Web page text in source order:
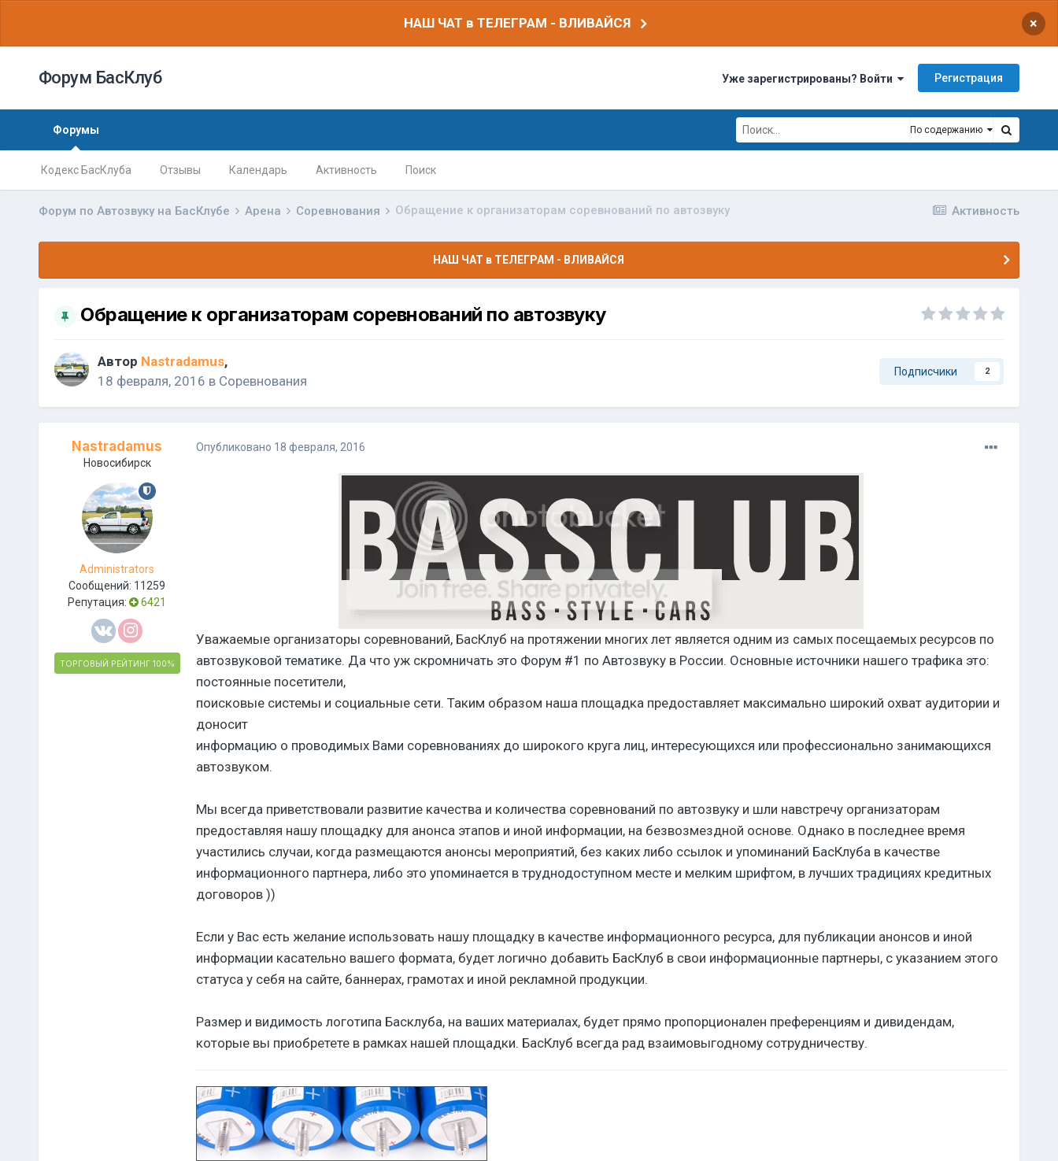
НАШ ЧАТ в ТЕЛЕГРАМ - ВЛИВАЙСЯ ×
Форум БасКлуб Уже зарегистрированы? Войти Регистрация
Форумы
Кодекс БасКлуба Отзывы Календарь Активность Поиск
По содержанию
Активность
Форум по Автозвуку на БасКлубе Арена Соревнования Обращение к организаторам соревнований по автозвуку
НАШ ЧАТ в ТЕЛЕГРАМ - ВЛИВАЙСЯ
Обращение к организаторам соревнований по автозвуку
Автор Nastradamus,
18 февраля, 2016 в Соревнования
Подписчики 2
Nastradamus
Новосибирск
Administrators
Сообщений: 11259
Репутация:
6421
ТОРГОВЫЙ РЕЙТИНГ 100%
Опубликовано 18 февраля, 2016
Уважаемые организаторы соревнований, БасКлуб на протяжении многих лет является одним из самых посещаемых ресурсов по
автозвуковой тематике. Да что уж скромничать это Форум #1 по Автозвуку в России. Основные источники нашего трафика это:
постоянные посетители,
поисковые системы и социальные сети. Таким образом наша площадка предоставляет максимально широкий охват аудитории и
доносит
информацию о проводимых Вами соревнованиях до широкого круга лиц, интересующихся или профессионально занимающихся
автозвуком.
Мы всегда приветствовали развитие качества и количества соревнований по автозвуку и шли навстречу организаторам
предоставляя нашу площадку для анонса этапов и иной информации, на безвозмездной основе. Однако в последнее время
участились случаи, когда размещаются анонсы мероприятий, без каких либо ссылок и упоминаний БасКлуба в качестве
информационного партнера, либо это упоминается в труднодоступном месте и мелким шрифтом, в лучших традициях кредитных
договоров ))
Если у Вас есть желание использовать нашу площадку в качестве информационного ресурса, для публикации анонсов и иной
информации касательно вашего формата, будет логично добавить БасКлуб в свои информационные партнеры, с указанием этого
статуса у себя на сайте, баннерах, грамотах и иной рекламной продукции.
Размер и видимость логотипа Басклуба, на ваших материалах, будет прямо пропорционален преференциям и дивидендам,
которые вы приобретете в рамках нашей площадки. БасКлуб всегда рад взаимовыгодному сотрудничеству.